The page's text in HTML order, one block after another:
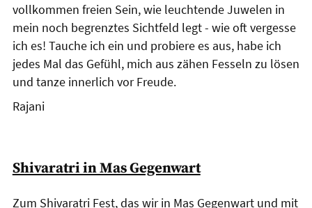
vollkommen freien Sein, wie leuchtende Juwelen in
mein noch begrenztes Sichtfeld legt - wie oft vergesse
ich es! Tauche ich ein und probiere es aus, habe ich
jedes Mal das Gefühl, mich aus zähen Fesseln zu lösen
und tanze innerlich vor Freude.
Rajani
Shivaratri in Mas Gegenwart
Zum Shivaratri Fest, das wir in Mas Gegenwart und mit